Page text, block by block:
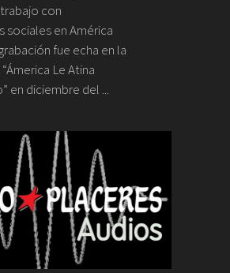
con
sociales en América
fue echa en la
Le Atina
en diciembre del ...